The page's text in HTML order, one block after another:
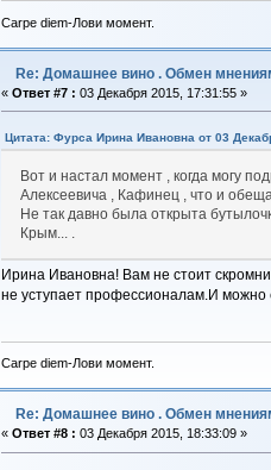
Carpe diem-Лови момент.
Re: Домашнее вино . Обмен
« Ответ #7 : 03 Декабря 2015, 17:31:55 »
Цитата: Фурса Ирина Ивановна от 03
Вот и настал момент , когда могу
Алексеевича , Кафинец , что и
Не так давно была открыта
Крым... .
Ирина Ивановна! Вам не стоит
не уступает профессионалам.И можно
Carpe diem-Лови момент.
Re: Домашнее вино . Обмен
« Ответ #8 : 03 Декабря 2015, 18:33:09 »